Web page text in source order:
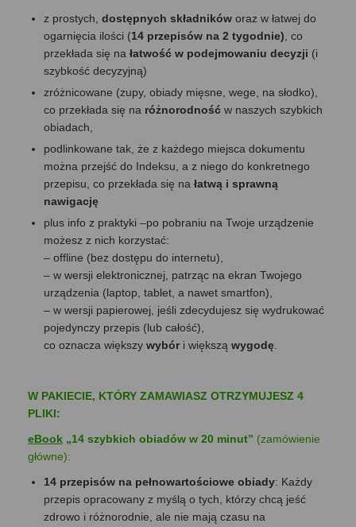
z prostych, dostępnych składników oraz w łatwej do
ogarnięcia ilości (14 przepisów na 2 tygodnie) , co
przekłada się na łatwość w podejmowaniu decyzji (i
szybkość decyzyjną)
zróżnicowane (zupy, obiady mięsne, wege, na słodko),
co przekłada się na różnorodność w naszych szybkich
obiadach,
podlinkowane tak, że z każdego miejsca dokumentu
można przejść do Indeksu, a z niego do konkretnego
przepisu, co przekłada się na łatwą i sprawną
nawigację
plus info z praktyki –po pobraniu na Twoje urządzenie
możesz z nich korzystać:
– offline (bez dostępu do internetu),
– w wersji elektronicznej, patrząc na ekran Twojego
urządzenia (laptop, tablet, a nawet smartfon),
– w wersji papierowej, jeśli zdecydujesz się wydrukować
pojedynczy przepis (lub całość),
co oznacza większy wybóri większą wygodę
W PAKIECIE, KTÓRY ZAMAWIASZ OTRZYMUJESZ 4
PLIKI:
eBook „14 szybkich obiadów w 20 minut” (zamówienie
główne):
14 przepisów na pełnowartościowe obiady: Każdy
przepis opracowany z myślą o tych, którzy chcą jeść
zdrowo i różnorodnie, ale nie mają czasu na